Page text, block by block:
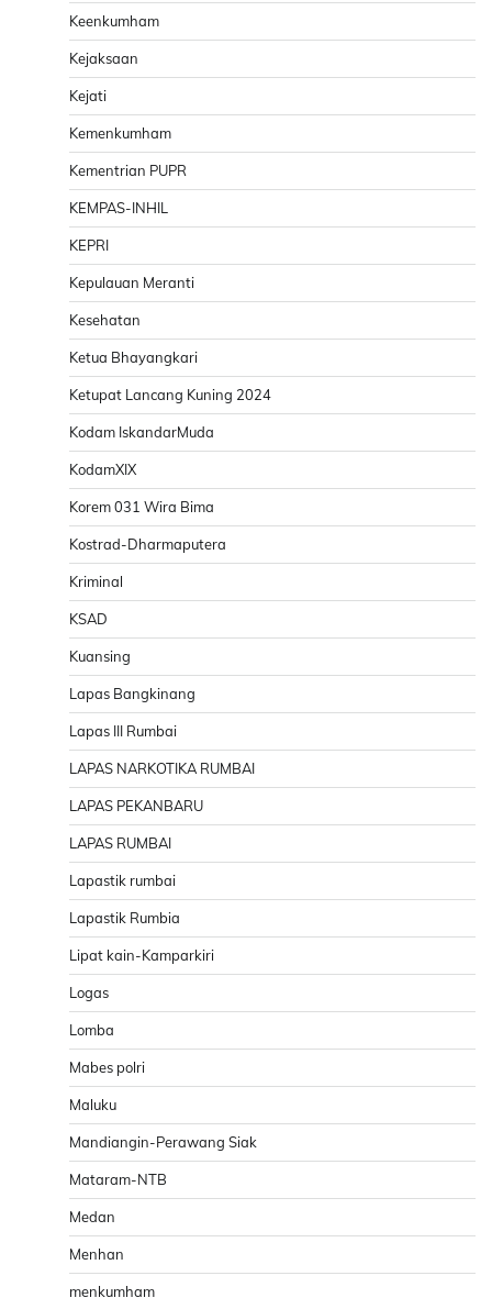
Keenkumham
Kejaksaan
Kejati
Kemenkumham
Kementrian PUPR
KEMPAS-INHIL
KEPRI
Kepulauan Meranti
Kesehatan
Ketua Bhayangkari
Ketupat Lancang Kuning 2024
Kodam IskandarMuda
KodamXIX
Korem 031 Wira Bima
Kostrad-Dharmaputera
Kriminal
KSAD
Kuansing
Lapas Bangkinang
Lapas III Rumbai
LAPAS NARKOTIKA RUMBAI
LAPAS PEKANBARU
LAPAS RUMBAI
Lapastik rumbai
Lapastik Rumbia
Lipat kain-Kamparkiri
Logas
Lomba
Mabes polri
Maluku
Mandiangin-Perawang Siak
Mataram-NTB
Medan
Menhan
menkumham